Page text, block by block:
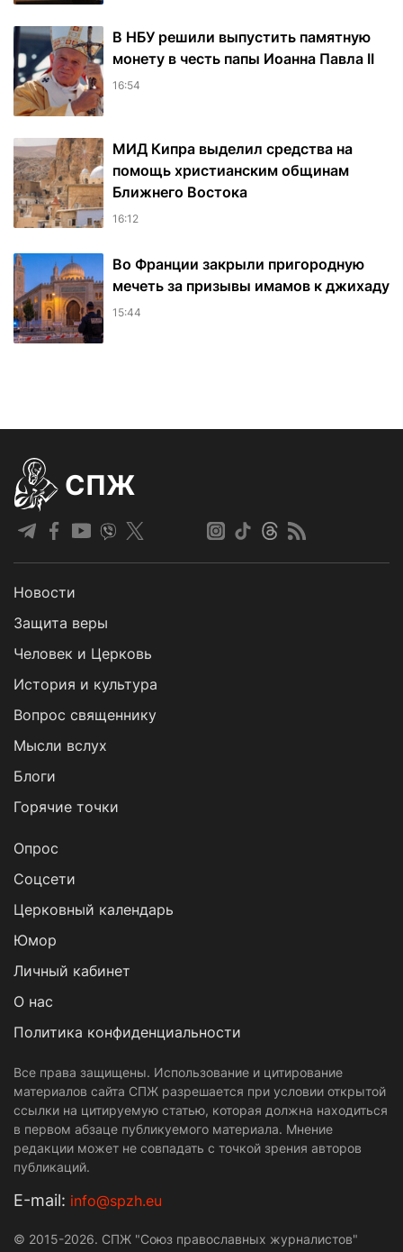
В НБУ решили выпустить памятную
монету в честь папы Иоанна Павла II
16:54
МИД Кипра выделил средства на
помощь христианским общинам
Ближнего Востока
16:12
Во Франции закрыли пригородную
мечеть за призывы имамов к джихаду
15:44
СПЖ
Новости
Защита веры
Человек и Церковь
История и культура
Вопрос священнику
Мысли вслух
Блоги
Горячие точки
Опрос
Cоцсети
Церковный календарь
Юмор
Личный кабинет
О нас
Политика конфиденциальности
Все права защищены. Использование и цитирование
материалов сайта СПЖ разрешается при условии открытой
ссылки на цитируемую статью, которая должна находиться
в первом абзаце публикуемого материала. Мнение
редакции может не совпадать с точкой зрения авторов
публикаций.
Е-mail: info@spzh.eu
© 2015-2026. СПЖ "Союз православных журналистов"